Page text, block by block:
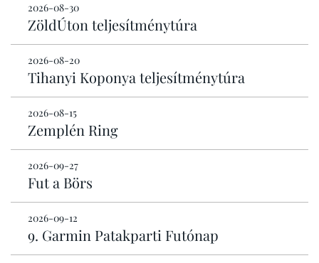
2026-08-30
ZöldÚton teljesítménytúra
2026-08-20
Tihanyi Koponya teljesítménytúra
2026-08-15
Zemplén Ring
2026-09-27
Fut a Börs
2026-09-12
9. Garmin Patakparti Futónap